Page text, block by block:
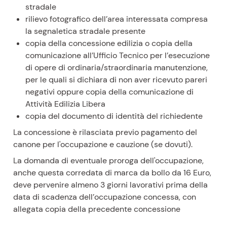
stradale
rilievo fotografico dell’area interessata compresa
la segnaletica stradale presente
copia della concessione edilizia o copia della
comunicazione all’Ufficio Tecnico per l’esecuzione
di opere di ordinaria/straordinaria manutenzione,
per le quali si dichiara di non aver ricevuto pareri
negativi oppure copia della comunicazione di
Attività Edilizia Libera
copia del documento di identità del richiedente
La concessione è rilasciata previo pagamento del
canone per l'occupazione e cauzione (se dovuti).
La domanda di eventuale proroga dell'occupazione,
anche questa corredata di marca da bollo da 16 Euro,
deve pervenire almeno 3 giorni lavorativi prima della
data di scadenza dell’occupazione concessa, con
allegata copia della precedente concessione